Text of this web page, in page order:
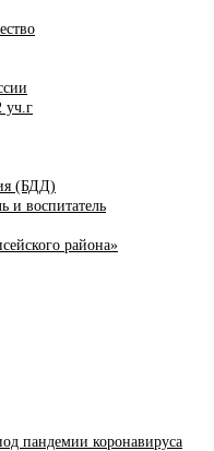
уч.г
(БДД)
и воспитатель
района»
пандемии коронавируса